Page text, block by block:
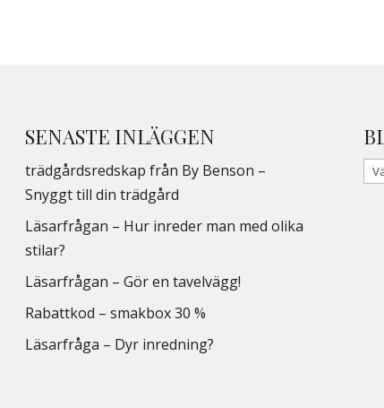
SENASTE INLÄGGEN
trädgårdsredskap från By Benson –
Snyggt till din trädgård
Läsarfrågan – Hur inreder man med olika
stilar?
Läsarfrågan – Gör en tavelvägg!
Rabattkod – smakbox 30 %
Läsarfråga – Dyr inredning?